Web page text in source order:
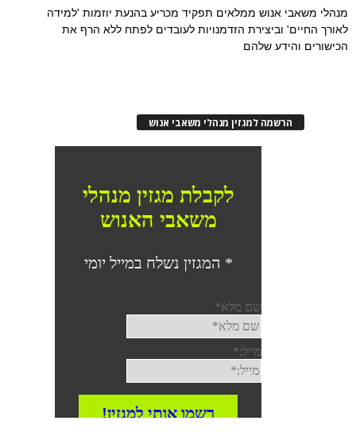
מנהלי משאבי אנוש ממלאים תפקיד מכריע בהנעת יוזמות 'למידה
לאורך החיים' וביצירת הזדמנויות לעובדים לפתח ללא הרף את
הכישורים והידע שלהם
הרשמה למגזין מנהלי משאבי אנוש